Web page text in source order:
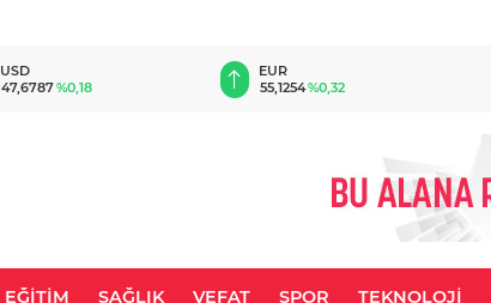
EUR
55,1254%0,32
GBP
64,3468%0,38
EĞİTİM SAĞLIK VEFAT SPOR TEKNOLOJİ